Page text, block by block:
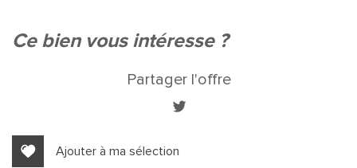
École maternelle
ce bien vous intéresse ?
Partager l'offre
Ajouter à ma sélection